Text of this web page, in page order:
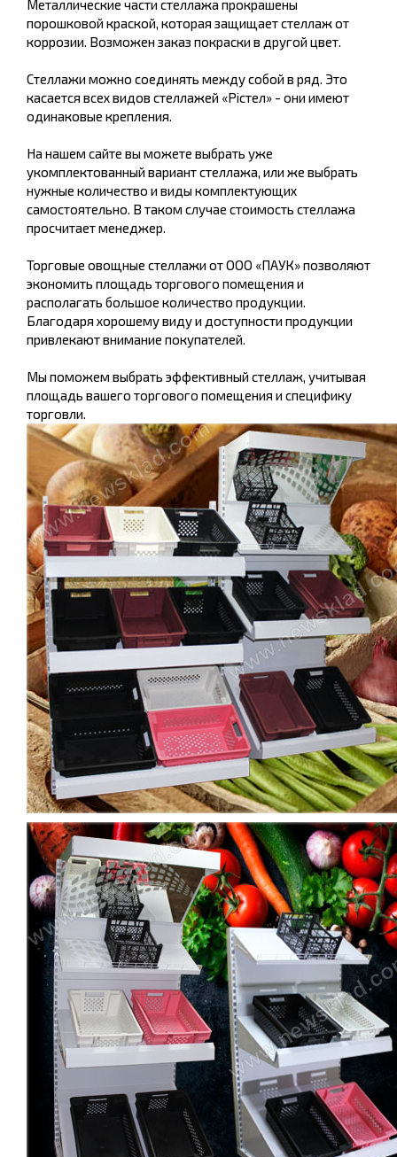
Металлические части стеллажа прокрашены
порошковой краской, которая защищает стеллаж от
коррозии. Возможен заказ покраски в другой цвет.
Стеллажи можно соединять между собой в ряд. Это
касается всех видов стеллажей «Рістел» - они имеют
одинаковые крепления.
На нашем сайте вы можете выбрать уже
укомплектованный вариант стеллажа, или же выбрать
нужные количество и виды комплектующих
самостоятельно. В таком случае стоимость стеллажа
просчитает менеджер.
Торговые овощные стеллажи от ООО «ПАУК» позволяют
экономить площадь торгового помещения и
располагать большое количество продукции.
Благодаря хорошему виду и доступности продукции
привлекают внимание покупателей.
Мы поможем выбрать эффективный стеллаж, учитывая
площадь вашего торгового помещения и специфику
торговли.